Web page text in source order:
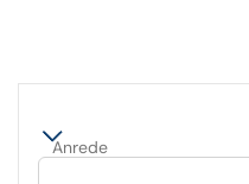
Anrede